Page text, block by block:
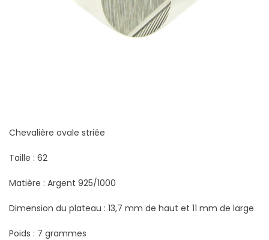
Chevalière ovale striée
Taille : 62
Matière : Argent 925/1000
Dimension du plateau : 13,7 mm de haut et 11 mm de large
Poids : 7 grammes